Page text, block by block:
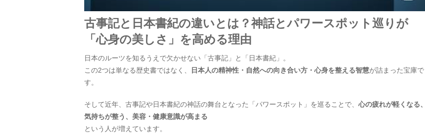
古事記と日本書紀の違いとは？神話とパワースポット巡りが
「心身の美しさ」を高める理由
日本のルーツを知るうえで欠かせない「古事記」と「日本書紀」。
この2つは単なる歴史書ではなく、
日本人の精神性・自然への向き合い方・心身を整える智慧が詰まった宝庫で
す。
そして近年、古事記や日本書紀の神話の舞台となった「パワースポット」を巡ることで、 心の疲れが軽くなる、
気持ちが整う、美容・健康意識が高まる
という人が増えています。